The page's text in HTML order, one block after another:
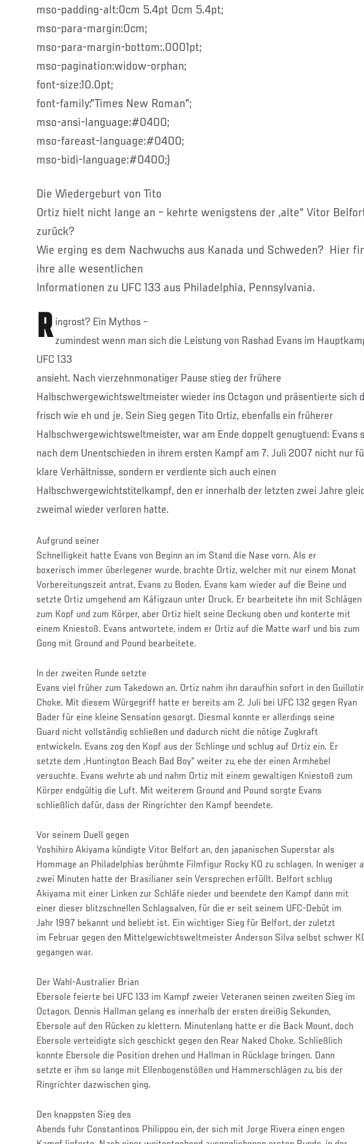
mso-padding-alt:0cm 5.4pt 0cm 5.4pt;
mso-para-margin:0cm;
mso-para-margin-bottom:.0001pt;
mso-pagination:widow-orphan;
font-size:10.0pt;
font-family:"Times New Roman";
mso-ansi-language:#0400;
mso-fareast-language:#0400;
mso-bidi-language:#0400;}
Die Wiedergeburt von Tito
Ortiz hielt nicht lange an – kehrte wenigstens der „alte“ Vitor
zurück?
Wie erging es dem Nachwuchs aus Kanada und Schweden? Hier
ihre alle wesentlichen
Informationen zu UFC 133 aus Philadelphia, Pennsylvania.
R ingrost? Ein Mythos –
zumindest wenn man sich die Leistung von Rashad Evans im
UFC 133
ansieht. Nach vierzehnmonatiger Pause stieg der frühere
Halbschwergewichtsweltmeister wieder ins Octagon und präsentierte sich
frisch wie eh und je. Sein Sieg gegen Tito Ortiz, ebenfalls ein früherer
Halbschwergewichtsweltmeister, war am Ende doppelt genugtuend: Evans
nach dem Unentschieden in ihrem ersten Kampf am 7. Juli 2007 nicht nur
klare Verhältnisse, sondern er verdiente sich auch einen
Halbschwergewichtstitelkampf, den er innerhalb der letzten zwei Jahre
zweimal wieder verloren hatte.
Aufgrund seiner
Schnelligkeit hatte Evans von Beginn an im Stand die Nase vorn. Als er
boxerisch immer überlegener wurde, brachte Ortiz, welcher mit nur einem Monat
Vorbereitungszeit antrat, Evans zu Boden. Evans kam wieder auf die Beine und
setzte Ortiz umgehend am Käfigzaun unter Druck. Er bearbeitete ihn mit Schlägen
zum Kopf und zum Körper, aber Ortiz hielt seine Deckung oben und konterte mit
einem Kniestoß. Evans antwortete, indem er Ortiz auf die Matte warf und bis zum
Gong mit Ground and Pound bearbeitete.
In der zweiten Runde setzte
Evans viel früher zum Takedown an. Ortiz nahm ihn daraufhin sofort in den
Choke. Mit diesem Würgegriff hatte er bereits am 2. Juli bei UFC 132 gegen Ryan
Bader für eine kleine Sensation gesorgt. Diesmal konnte er allerdings seine
Guard nicht vollständig schließen und dadurch nicht die nötige Zugkraft
entwickeln. Evans zog den Kopf aus der Schlinge und schlug auf Ortiz ein. Er
setzte dem „Huntington Beach Bad Boy“ weiter zu, ehe der einen Armhebel
versuchte. Evans wehrte ab und nahm Ortiz mit einem gewaltigen Kniestoß zum
Körper endgültig die Luft. Mit weiterem Ground and Pound sorgte Evans
schließlich dafür, dass der Ringrichter den Kampf beendete.
Vor seinem Duell gegen
Yoshihiro Akiyama kündigte Vitor Belfort an, den japanischen Superstar als
Hommage an Philadelphias berühmte Filmfigur Rocky KO zu schlagen. In weniger
zwei Minuten hatte der Brasilianer sein Versprechen erfüllt. Belfort schlug
Akiyama mit einer Linken zur Schläfe nieder und beendete den Kampf dann mit
einer dieser blitzschnellen Schlagsalven, für die er seit seinem UFC-Debüt im
Jahr 1997 bekannt und beliebt ist. Ein wichtiger Sieg für Belfort, der zuletzt
im Februar gegen den Mittelgewichtsweltmeister Anderson Silva selbst schwer
gegangen war.
Der Wahl-Australier Brian
Ebersole feierte bei UFC 133 im Kampf zweier Veteranen seinen zweiten Sieg im
Octagon. Dennis Hallman gelang es innerhalb der ersten dreißig Sekunden,
Ebersole auf den Rücken zu klettern. Minutenlang hatte er die Back Mount, doch
Ebersole verteidigte sich geschickt gegen den Rear Naked Choke. Schließlich
konnte Ebersole die Position drehen und Hallman in Rücklage bringen. Dann
setzte er ihm so lange mit Ellenbogenstößen und Hammerschlägen zu, bis der
Ringrichter dazwischen ging.
Den knappsten Sieg des
Abends fuhr Constantinos Philippou ein, der sich mit Jorge Rivera einen engen